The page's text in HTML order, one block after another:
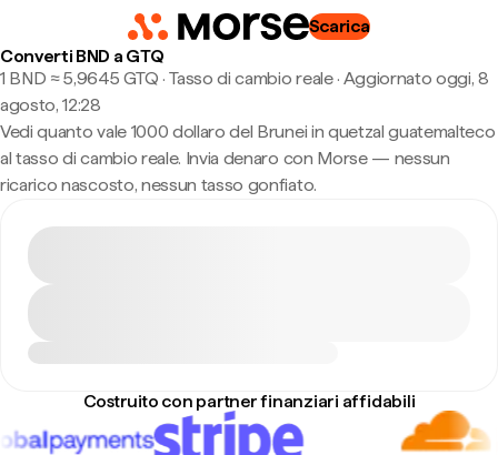
Scarica
Converti BND a GTQ
1 BND ≈ 5,9645 GTQ · Tasso di cambio reale· Aggiornato oggi, 8
agosto, 12:28
Vedi quanto vale 1000 dollaro del Brunei in quetzal guatemalteco
al tasso di cambio reale. Invia denaro con Morse — nessun
ricarico nascosto, nessun tasso gonfiato.
Costruito con partner finanziari affidabili